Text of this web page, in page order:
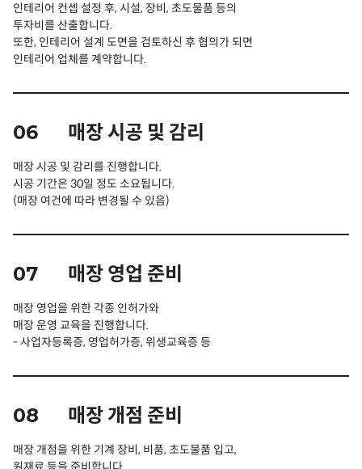
인테리어 컨셉 설정 후, 시설, 장비, 초도물품 등의
투자비를 산출합니다.
또한, 인테리어 설계 도면을 검토하신 후 협의가 되면
인테리어 업체를 계약합니다.
06 매장 시공 및 감리
매장 시공 및 감리를 진행합니다.
시공 기간은 30일 정도 소요됩니다.
(매장 여건에 따라 변경될 수 있음)
07 매장 영업 준비
매장 영업을 위한 각종 인허가와
매장 운영 교육을 진행합니다.
- 사업자등록증, 영업허가증, 위생교육증 등
08 매장 개점 준비
매장 개점을 위한 기계 장비, 비품, 초도물품 입고,